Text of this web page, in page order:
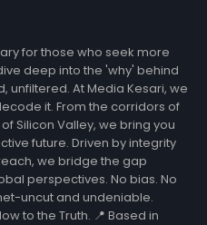
for those who seek more
deep into the 'why' behind
unfiltered. At Media Kesari, we
it. From the corridors of
Silicon Valley, we bring you
future. Driven by integrity
we bridge the gap
perspectives. No bias. No
uncut and undeniable.
to the Truth. 📍 Based in